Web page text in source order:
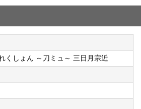
くしょん ～刀ミュ～ 三日月宗近